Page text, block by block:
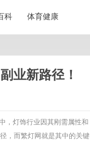
科 体育健康
业新路径！
，灯饰行业因其刚需属性和
，而繁灯网就是其中的关键